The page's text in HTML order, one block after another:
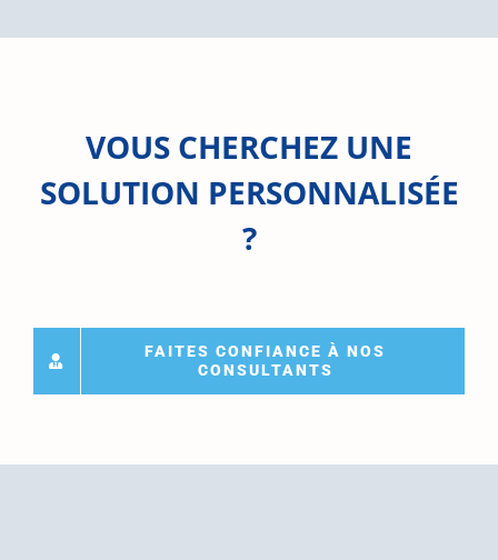
VOUS CHERCHEZ UNE
SOLUTION PERSONNALISÉE
?
FAITES CONFIANCE À NOS
CONSULTANTS